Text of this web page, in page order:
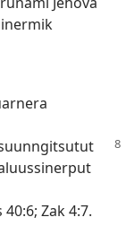
40:6; Zak 4:7.